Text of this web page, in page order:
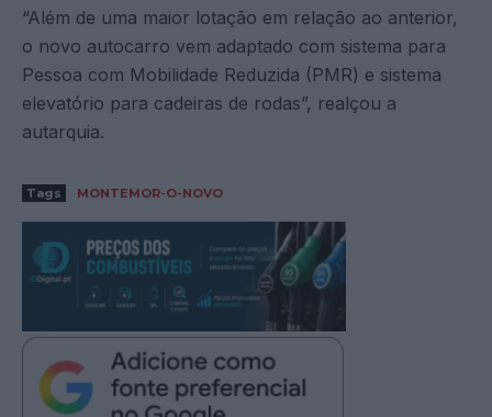
“Além de uma maior lotação em relação ao anterior,
o novo autocarro vem adaptado com sistema para
Pessoa com Mobilidade Reduzida (PMR) e sistema
elevatório para cadeiras de rodas”, realçou a
autarquia.
Tags MONTEMOR-O-NOVO